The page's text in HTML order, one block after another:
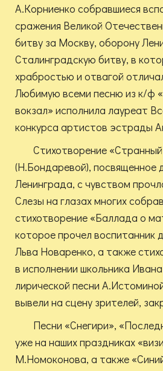
А.Корниенко собравшиеся
сражения Великой
битву за Москву, оборону
Сталинградскую битву, в
храбростью и отвагой
Любимую всеми песню из к/ф
вокзал» исполнила лауреат
конкурса артистов эстрады
Стихотворение
(Н.Бондаревой), посвященное
Ленинграда, с чувством
Слезы на глазах многих
стихотворение «Баллада о
которое прочел воспитанник
Льва Новаренко, а также
в исполнении школьника
лирической песни
вывели на сцену зрителей,
Песни «Снегири»,
уже на наших праздниках
М.Номоконова, а также